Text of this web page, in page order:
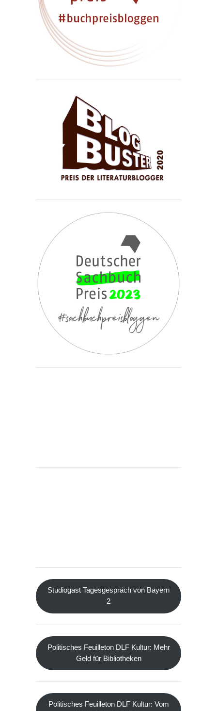
Studiogast Tagesgespräch von Bayern
2
Politisches Feuilleton DLF Kultur: Mehr
Geld für Bibliotheken
Politisches Feuilleton DLF Kultur: Vom